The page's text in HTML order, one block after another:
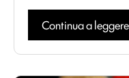
Continua a leggere